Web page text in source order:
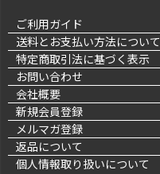
ご利用ガイド
送料とお支払い方法について
特定商取引法に基づく表示
お問い合わせ
会社概要
新規会員登録
メルマガ登録
返品について
個人情報取り扱いについて